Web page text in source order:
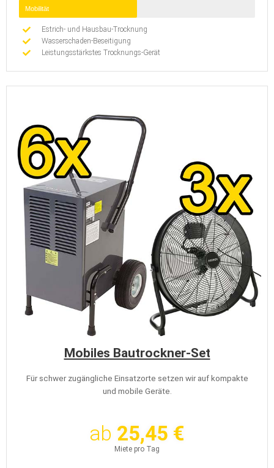
Mobilität
Estrich- und Hausbau-Trocknung
Wasserschaden-Beseitigung
Leistungsstärkstes Trocknungs-Gerät
Mobiles Bautrockner-Set
Für schwer zugängliche Einsatzorte setzen wir auf kompakte
und mobile Geräte.
ab 25,45 €
Miete pro Tag